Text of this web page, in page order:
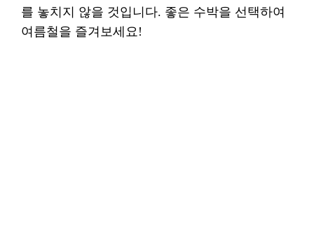
를 놓치지 않을 것입니다. 좋은 수박을 선택하여
여름철을 즐겨보세요!